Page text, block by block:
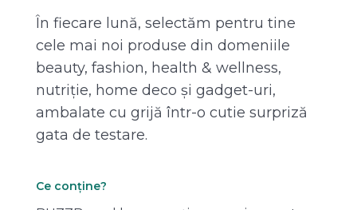
În fiecare lună, selectăm pentru tine
cele mai noi produse din domeniile
beauty, fashion, health & wellness,
nutriție, home deco și gadget-uri,
ambalate cu grijă într-o cutie surpriză
gata de testare.
Ce conține?